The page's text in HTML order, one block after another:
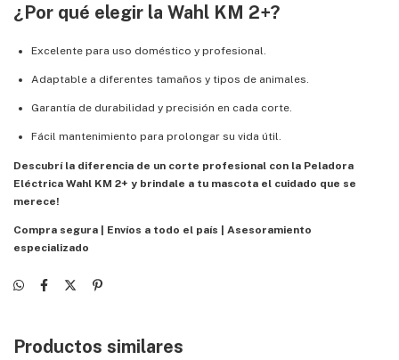
¿Por qué elegir la Wahl KM 2+?
Excelente para uso doméstico y profesional.
Adaptable a diferentes tamaños y tipos de animales.
Garantía de durabilidad y precisión en cada corte.
Fácil mantenimiento para prolongar su vida útil.
Descubrí la diferencia de un corte profesional con la Peladora
Eléctrica Wahl KM 2+ y brindale a tu mascota el cuidado que se
merece!
Compra segura | Envíos a todo el país | Asesoramiento
especializado
Productos similares